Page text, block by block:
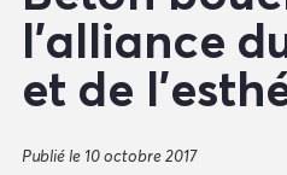
l’alliance
et de
Publié le 10 octobre 2017